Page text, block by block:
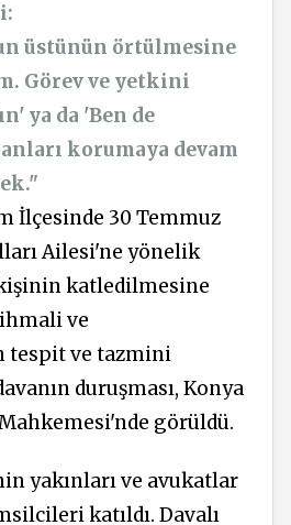
üstünün örtülmesine
Görev ve yetkini
ya da 'Ben de
korumaya devam
İlçesinde 30 Temmuz
Ailesi'ne yönelik
kişinin katledilmesine
ve
tespit ve tazmini
duruşması, Konya
görüldü.
yakınları ve avukatlar
katıldı. Davalı